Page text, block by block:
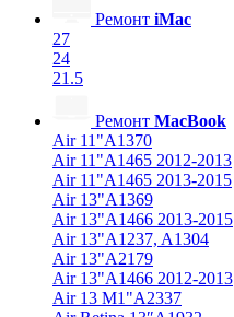
Ремонт iMac
27
24
21.5
Ремонт MacBook
Air 11"A1370
Air 11"A1465 2012-2013
Air 11"A1465 2013-2015
Air 13"A1369
Air 13"A1466 2013-2015
Air 13"A1237, A1304
Air 13"A2179
Air 13"A1466 2012-2013
Air 13 M1"A2337